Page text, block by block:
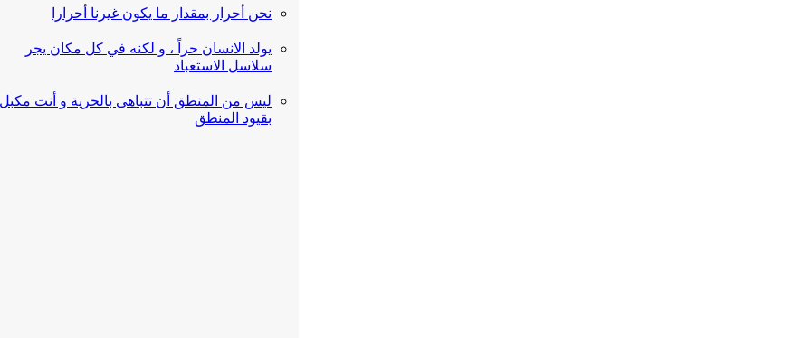
نحن أحرار بمقدار ما يكون غيرنا أحرارا
يولد الانسان حراً ، و لكنه في كل مكان يجر
سلاسل الاستعباد
ليس من المنطق أن تتباهى بالحرية و أنت مكبل
بقيود المنطق